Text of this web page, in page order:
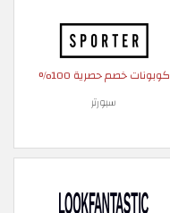
كوبونات خصم حصرية 100%
سبورتر